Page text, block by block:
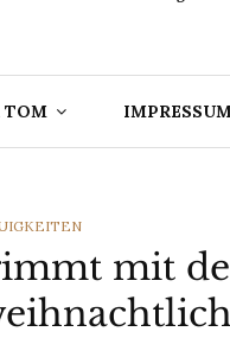
TOM
mit